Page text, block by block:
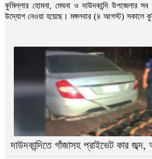
কুমিল্লার হোমনা, মেঘনা ও দাউদকান্দি উপজেলার
উদ্যোগ নেওয়া হয়েছে। মঙ্গলবার (৪ আগস্ট) সকালে
দাউদকান্দিতে গাঁজাসহ প্রাইভেট কার